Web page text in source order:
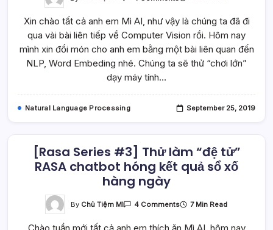
Lớn”
Máy
Tính
“học”
Nhận
Diện
LSTM
Xin chào tất cả anh em Mì AI, như vậy là chúng ta đã đi
qua vài bài liên tiếp về Computer Vision rồi. Hôm nay
mình xin đổi món cho anh em bằng một bài liên quan đến
NLP, Word Embeding nhé. Chúng ta sẽ thử “chơi lớn”
dạy máy tính…
Natural Language Processing September 25, 2019
[Rasa Series #3] Thử làm “đệ tử”
RASA chatbot hóng kết quả sổ xố
hàng ngày
By Chủ Tiệm Mì 4 CommentsOn
#3]
7 Min Read
Chào tuần mới tất cả anh em thích ăn Mì AI, hôm nay